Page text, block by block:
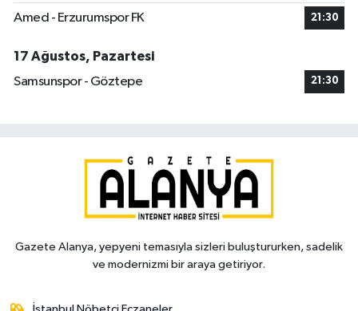
Amed - Erzurumspor FK 21:30
17 Ağustos, Pazartesi
Samsunspor - Göztepe
21:30
Gazete Alanya, yepyeni temasıyla sizleri buluştururken, sadelik
ve modernizmi bir araya getiriyor.
İstanbul Nöbetçi Eczaneler